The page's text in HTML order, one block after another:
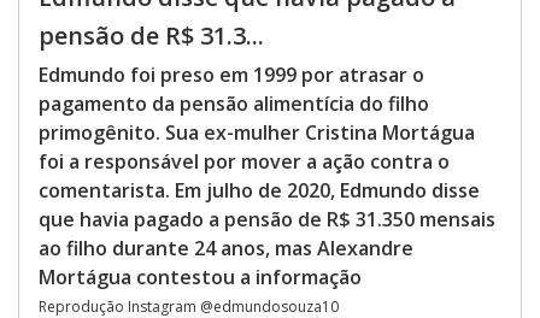
pensão de R$ 31.3...
Edmundo foi preso em 1999 por atrasar o
pagamento da pensão alimentícia do filho
primogênito. Sua ex-mulher Cristina Mortágua
foi a responsável por mover a ação contra o
comentarista. Em julho de 2020, Edmundo disse
que havia pagado a pensão de R$ 31.350 mensais
ao filho durante 24 anos, mas Alexandre
Mortágua contestou a informação
Reprodução Instagram @edmundosouza10